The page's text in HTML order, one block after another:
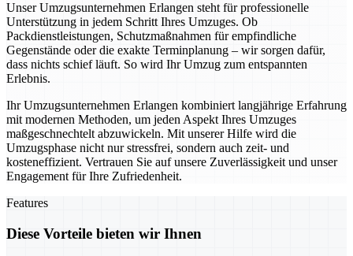
Unser Umzugsunternehmen Erlangen steht für professionelle
Unterstützung in jedem Schritt Ihres Umzuges. Ob
Packdienstleistungen, Schutzmaßnahmen für empfindliche
Gegenstände oder die exakte Terminplanung – wir sorgen dafür,
dass nichts schief läuft. So wird Ihr Umzug zum entspannten
Erlebnis.
Ihr Umzugsunternehmen Erlangen kombiniert langjährige Erfahrung
mit modernen Methoden, um jeden Aspekt Ihres Umzuges
maßgeschnechtelt abzuwickeln. Mit unserer Hilfe wird die
Umzugsphase nicht nur stressfrei, sondern auch zeit- und
kosteneffizient. Vertrauen Sie auf unsere Zuverlässigkeit und unser
Engagement für Ihre Zufriedenheit.
Features
Diese Vorteile bieten wir Ihnen